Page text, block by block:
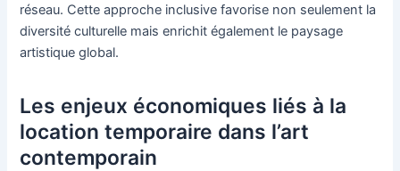
réseau. Cette approche inclusive favorise non seulement la
diversité culturelle mais enrichit également le paysage
artistique global.
Les enjeux économiques liés à la
location temporaire dans l’art
contemporain